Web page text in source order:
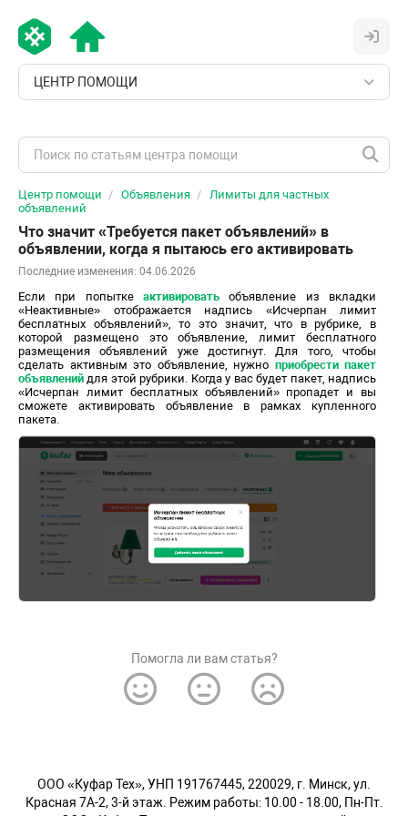
ЦЕНТР ПОМОЩИ
Центр помощи Объявления
Лимиты для частных
объявлений
Что значит «Требуется пакет объявлений» в
объявлении, когда я пытаюсь его активировать
Последние изменения: 04.06.2026
Если при попытке активировать объявление из вкладки
«Неактивные» отображается надпись «Исчерпан лимит
бесплатных объявлений», то это значит, что в рубрике, в
которой размещено это объявление, лимит бесплатного
размещения объявлений уже достигнут. Для того, чтобы
сделать активным это объявление, нужно приобрести пакет
объявлений для этой рубрики. Когда у вас будет пакет, надпись
«Исчерпан лимит бесплатных объявлений» пропадет и вы
сможете активировать объявление в рамках купленного
пакета.
Помогла ли вам статья?
OOO «Куфар Тех», УНП 191767445, 220029, г. Минск, ул.
Красная 7А-2, 3-й этаж. Режим работы: 10.00 - 18.00, Пн-Пт.